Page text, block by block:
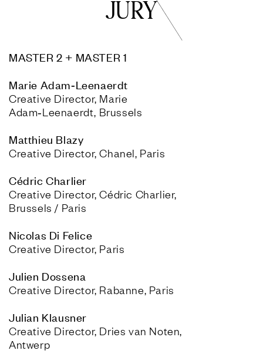
JURY
MASTER 2 + MASTER 1
Creative Director, Marie
Adam‑Leenaerdt, Brussels
Creative Director, Chanel, Paris
Creative Director, Cédric Charlier,
Brussels / Paris
Creative Director, Paris
Creative Director, Rabanne, Paris
Creative Director, Dries van Noten,
Antwerp